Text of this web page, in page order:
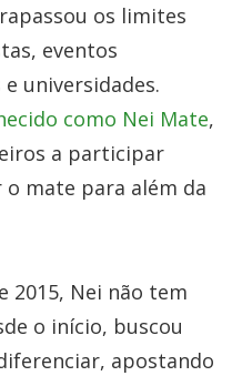
os limites
eventos
universidades.
como Nei Mate,
a participar
mate para além da
2015, Nei não tem
o início, buscou
apostando